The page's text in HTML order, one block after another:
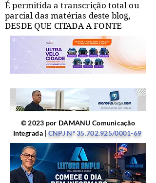
É permitida a transcrição total ou
parcial das matérias deste blog,
DESDE QUE CITADA A FONTE
© 2023 por DAMANU Comunicação
Integrada | CNPJ Nº35.702.925/0001-69